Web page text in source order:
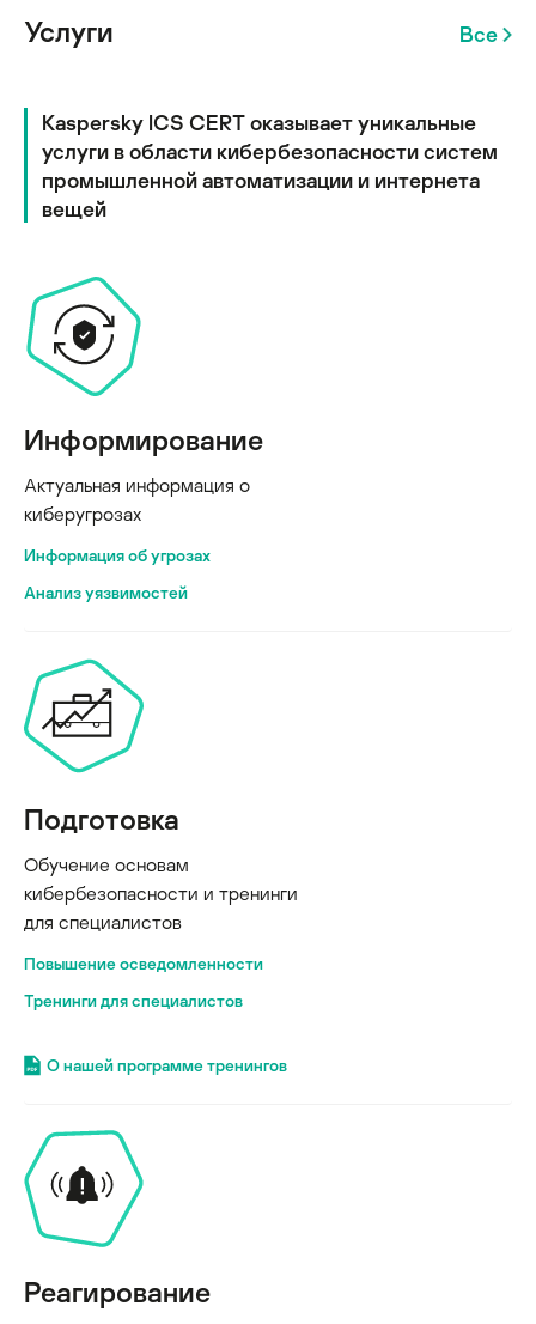
Услуги Все
Kaspersky ICS CERT оказывает уникальные
услуги в области кибербезопасности систем
промышленной автоматизации и интернета
вещей
Информирование
Актуальная информация о
киберугрозах
Информация об угрозах
Анализ уязвимостей
Подготовка
Обучение основам
кибербезопасности и тренинги
для специалистов
Повышение осведомленности
Тренинги для специалистов
О нашей программе тренингов
Реагирование